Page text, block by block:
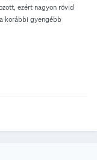
ezért nagyon rövid
korábbi gyengébb